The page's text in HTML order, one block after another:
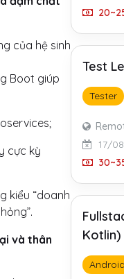
của hệ sinh
Boot giúp
cực kỳ
kiểu “doanh
và thân
Test
Tester
17/